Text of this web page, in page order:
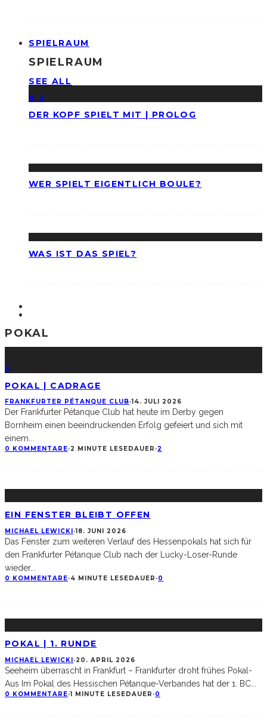
SPIELRAUM
SPIELRAUM
SEE ALL
8.3
DER KOPF SPIELT MIT | PROLOG
WER SPIELT EIGENTLICH BOULE?
WAS IST DAS SPIEL?
POKAL
0
POKAL | CADRAGE
FRANKFURTER PÉTANQUE CLUB·14. JULI 2026
Der Frankfurter Pétanque Club hat heute im Derby gegen
Bornheim einen beeindruckenden Erfolg gefeiert und sich mit
einem...
0 KOMMENTARE·2 MINUTE LESEDAUER ·2
EIN FENSTER BLEIBT OFFEN
MICHAEL LEWICKI·18. JUNI 2026
Das Fenster zum weiteren Verlauf des Hessenpokals hat sich für
den Frankfurter Pétanque Club nach der Lucky-Loser-Runde
wieder...
0 KOMMENTARE·4 MINUTE LESEDAUER ·0
POKAL | 1. RUNDE
MICHAEL LEWICKI·20. APRIL 2026
Seeheim überrascht in Frankfurt – Frankfurter droht frühes Pokal-
Aus Im Pokal des Hessischen Pétanque-Verbandes hat der 1. BC
0 KOMMENTARE·1 MINUTE LESEDAUER ·0